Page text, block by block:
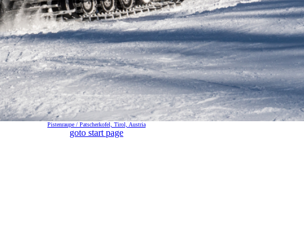
Pistenraupe / Patscherkofel, Tirol, Austria
goto start page